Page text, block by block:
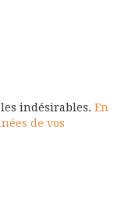
indésirables. En
de vos